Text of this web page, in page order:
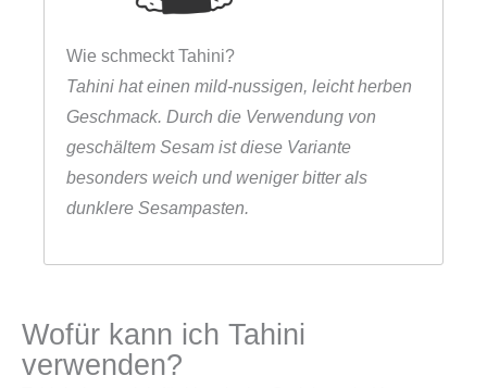
Wie schmeckt Tahini?
Tahini hat einen mild-nussigen, leicht herben
Geschmack. Durch die Verwendung von
geschältem Sesam ist diese Variante
besonders weich und weniger bitter als
dunklere Sesampasten.
Wofür kann ich Tahini
verwenden?